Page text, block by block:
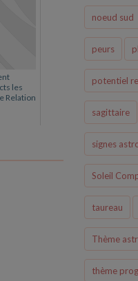
les
Relation
noeud sud
peurs
potentiel
sagittaire
signes
Soleil
taureau
Thème
thème